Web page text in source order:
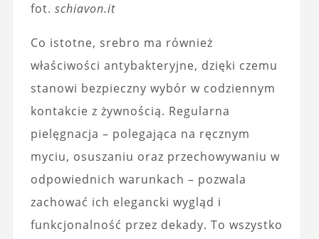
fot. schiavon.it
Co istotne, srebro ma również
właściwości antybakteryjne, dzięki czemu
stanowi bezpieczny wybór w codziennym
kontakcie z żywnością. Regularna
pielęgnacja – polegająca na ręcznym
myciu, osuszaniu oraz przechowywaniu w
odpowiednich warunkach – pozwala
zachować ich elegancki wygląd i
funkcjonalność przez dekady. To wszystko